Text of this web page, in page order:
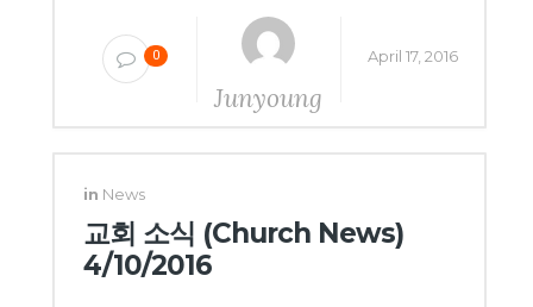
0
Junyoung
April 17, 2016
in News
교회 소식 (Church News)
4/10/2016